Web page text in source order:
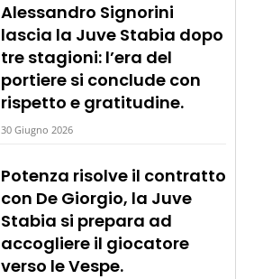
Alessandro Signorini
lascia la Juve Stabia dopo
tre stagioni: l’era del
portiere si conclude con
rispetto e gratitudine.
30 Giugno 2026
Potenza risolve il contratto
con De Giorgio, la Juve
Stabia si prepara ad
accogliere il giocatore
verso le Vespe.